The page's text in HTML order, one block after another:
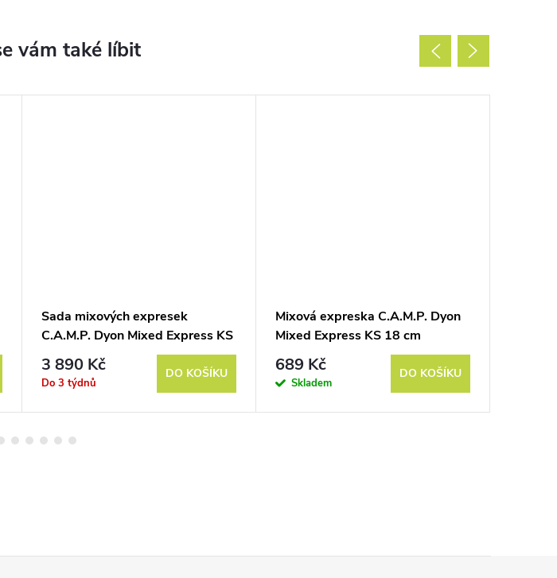
Sada mixových expresek
C.A.M.P. Dyon Mixed Express KS
6 Pack 12 cm
3 890 Kč
Do 3 týdnů
DO KOŠÍKU
Mixová expreska C.A.M.P. Dyon
Mixed Express KS 18 cm
689 Kč
Skladem
DO KOŠÍKU